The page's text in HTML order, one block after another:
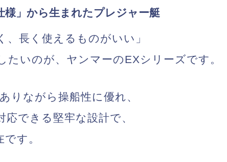
」から生まれたプレジャー艇
、長く使えるものがいい 」
いのが、ヤンマーのEXシリーズです。
りながら操船性に優れ、
応できる堅牢な設計で、
す。